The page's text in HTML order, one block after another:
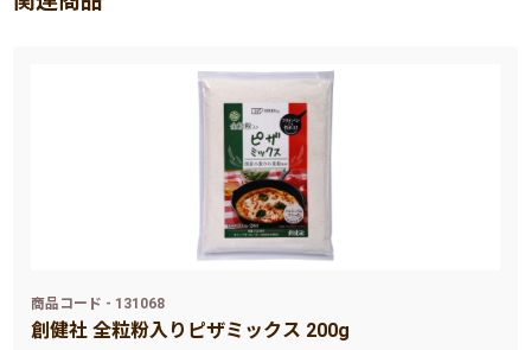
商品コード - 131068
創健社 全粒粉入りピザミックス 200g